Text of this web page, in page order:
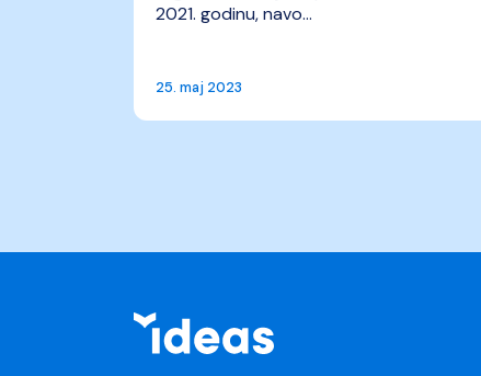
2021. godinu, navo...
25. maj 2023